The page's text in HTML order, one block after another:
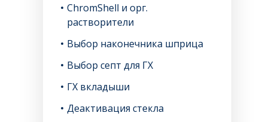
ChromShell и орг.
растворители
Выбор наконечника шприца
Выбор септ для ГХ
ГХ вкладыши
Деактивация стекла